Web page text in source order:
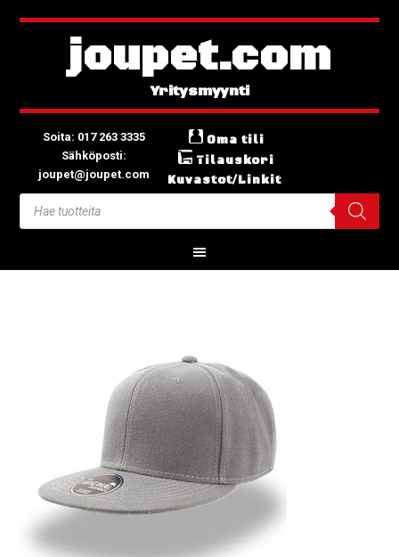
joupet.com
Soita: 017 263 3335
Sähköposti:
joupet@joupet.com
Oma tili
Tilauskori
Kuvastot/Linkit